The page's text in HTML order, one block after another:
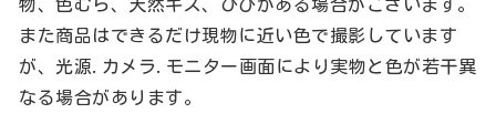
物、色むら、天然キズ、ひびがある場合がございます。
また商品はできるだけ現物に近い色で撮影しています
が、光源.カメラ.モニター画面により実物と色が若干異
なる場合があります。